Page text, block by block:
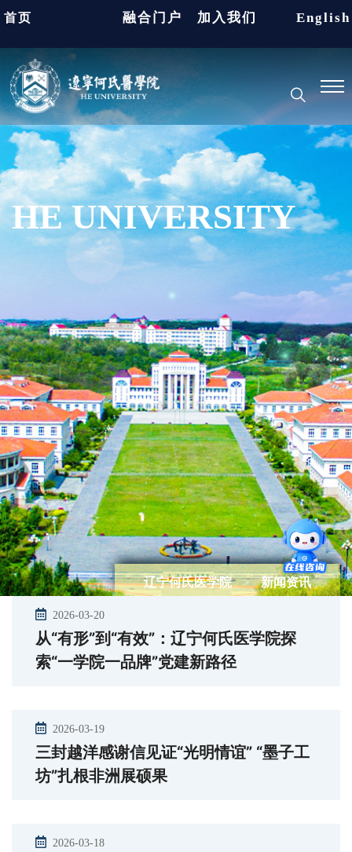
首页 融合门户 加入我们 English
HE UNIVERSITY
辽宁何氏医学院 > 新闻资讯
2026-03-20
从“有形”到“有效”：辽宁何氏医学院探
索“一学院一品牌”党建新路径
2026-03-19
三封越洋感谢信见证“光明情谊” “墨子工
坊”扎根非洲展硕果
2026-03-18